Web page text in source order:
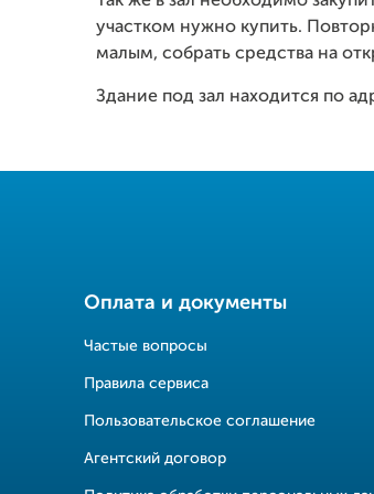
участком нужно купить.
малым, собрать средства на
Здание под зал находится по
Оплата и документы
Частые вопросы
Правила сервиса
Пользовательское соглашение
Агентский договор